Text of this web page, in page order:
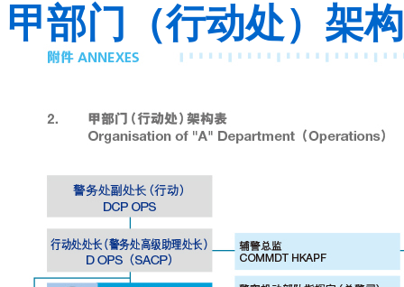
甲部门（行动处）架